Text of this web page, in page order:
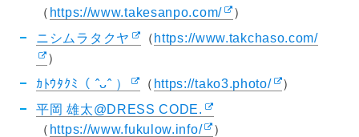
（ https://www.takesanpo.com/
）
ニシムラタクヤ
（ https://www.takchaso.com/
）
ｶﾄｳﾀｸﾐ（ ˆᴗˆ ）
（ https://tako3.photo/
）
平岡 雄太@DRESS CODE.
（ https://www.fukulow.info/
）